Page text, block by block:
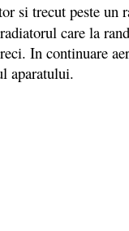
trecut peste un
care la
In continuare
aparatului.